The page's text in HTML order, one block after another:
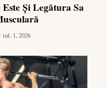
Și Legătura Sa
iul. 1, 2026